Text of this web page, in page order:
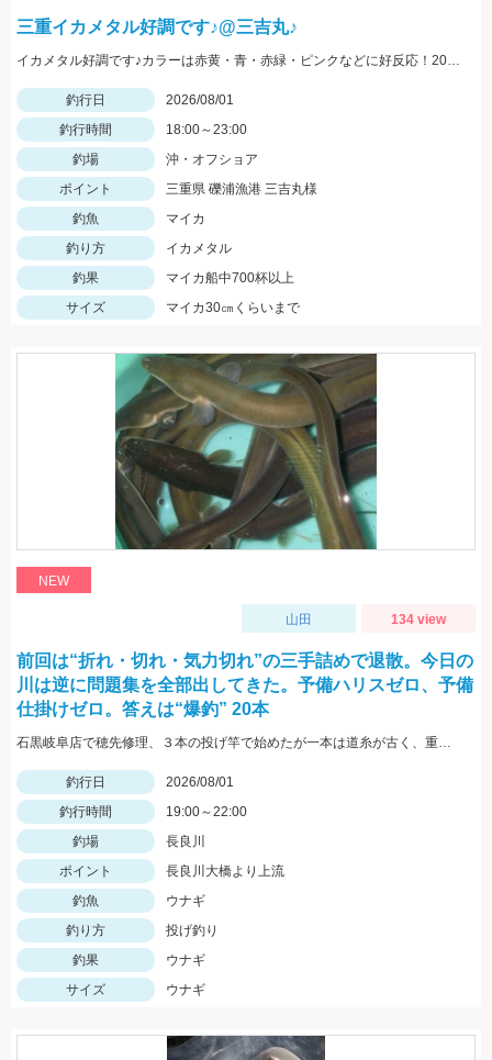
三重イカメタル好調です♪@三吉丸♪
イカメタル好調です♪カラーは赤黄・青・赤緑・ピンクなどに好反応！20～10ｍでもよく釣れるので、15号以下の軽いメタルもあるといいです‼
釣行日
2026/08/01
釣行時間
18:00～23:00
釣場
沖・オフショア
ポイント
三重県 礫浦漁港 三吉丸様
釣魚
マイカ
釣り方
イカメタル
釣果
マイカ船中700杯以上
サイズ
マイカ30㎝くらいまで
NEW
山田 134 view
前回は“折れ・切れ・気力切れ”の三手詰めで退散。今日の
川は逆に問題集を全部出してきた。予備ハリスゼロ、予備
仕掛けゼロ。答えは“爆釣” 20本
石黒岐阜店で穂先修理、３本の投げ竿で始めたが一本は道糸が古く、重りを付けて投げると切れてしまい使用できず、２本でやったが仕掛けを投げると同じ調子で鈴がなり中〜良型が釣れる休むこともできず終了後に数えたら答えは20本
釣行日
2026/08/01
釣行時間
19:00～22:00
釣場
長良川
ポイント
長良川大橋より上流
釣魚
ウナギ
釣り方
投げ釣り
釣果
ウナギ
サイズ
ウナギ